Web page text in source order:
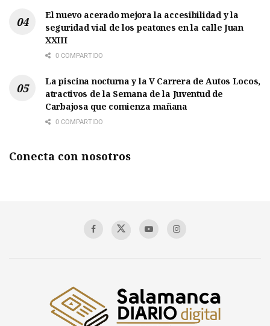
El nuevo acerado mejora la accesibilidad y la
seguridad vial de los peatones en la calle Juan
XXIII
0 COMPARTIDO
La piscina nocturna y la V Carrera de Autos Locos,
atractivos de la Semana de la Juventud de
Carbajosa que comienza mañana
0 COMPARTIDO
Conecta con nosotros